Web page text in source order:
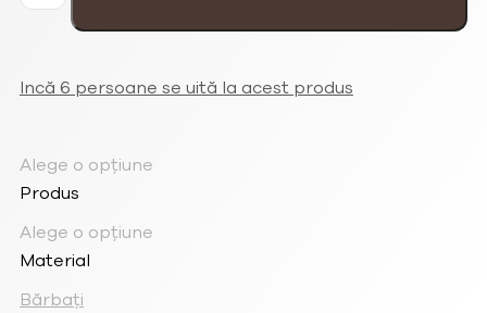
împletitură
mare
Incă 6 persoane se uită la acest produs
Alege o opțiune
Produs
Alege o opțiune
Material
Bărbați